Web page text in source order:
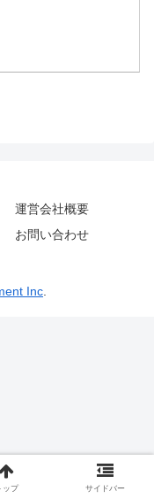
運営会社概要
お問い合わせ
Inc
ップ サイドバー